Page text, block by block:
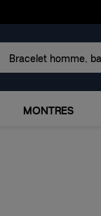
MONTRES